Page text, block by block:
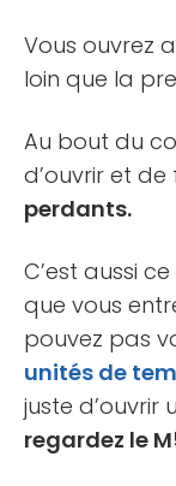
Vous ouvrez
loin que la
Au bout du
d’ouvrir et
perdants.
C’est aussi
que vous
pouvez pas
unités de
juste d’ouvrir
regardez le